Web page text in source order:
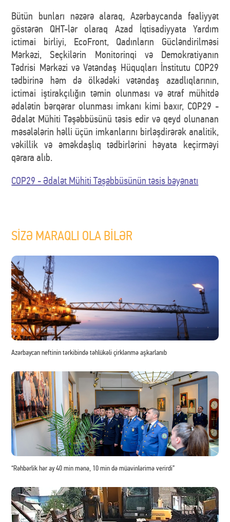
Bütün bunları nəzərə alaraq, Azərbaycanda fəaliyyət
göstərən QHT-lər olaraq Azad İqtisadiyyata Yardım
ictimai birliyi, EcoFront, Qadınların Gücləndirilməsi
Mərkəzi, Seçkilərin Monitorinqi və Demokratiyanın
Tədrisi Mərkəzi və Vətəndaş Hüquqları İnstitutu COP29
tədbirinə həm də ölkədəki vətəndaş azadlıqlarının,
ictimai iştirakçılığın təmin olunması və ətraf mühitdə
ədalətin bərqərar olunması imkanı kimi baxır, COP29 -
Ədalət Mühiti Təşəbbüsünü təsis edir və qeyd olunanan
məsələlərin həlli üçün imkanlarını birləşdirərək analitik,
vəkillik və əməkdaşlıq tədbirlərini həyata keçirməyi
qərara alıb.
COP29 - Ədalət Mühiti Təşəbbüsünün təsis bəyənatı
SİZƏ MARAQLI OLA BİLƏR
Azərbaycan neftinin tərkibində təhlükəli çirklənmə aşkarlanıb
“Rəhbərlik hər ay 40 min mənə, 10 min də müavinlərimə verirdi”